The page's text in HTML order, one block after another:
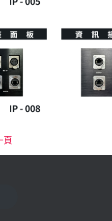
頁